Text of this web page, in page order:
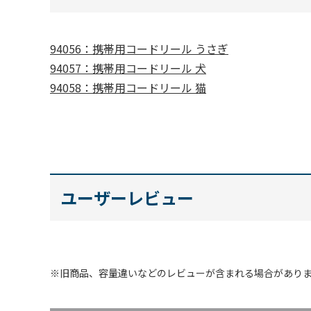
94056：携帯用コードリール うさぎ
94057：携帯用コードリール 犬
94058：携帯用コードリール 猫
ユーザーレビュー
※旧商品、容量違いなどのレビューが含まれる場合があり